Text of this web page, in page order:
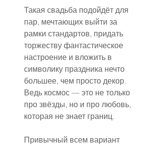
Такая свадьба подойдёт для
пар, мечтающих выйти за
рамки стандартов, придать
торжеству фантастическое
настроение и вложить в
символику праздника нечто
большее, чем просто декор.
Ведь космос — это не только
про звёзды, но и про любовь,
которая не знает границ.
Привычный всем вариант